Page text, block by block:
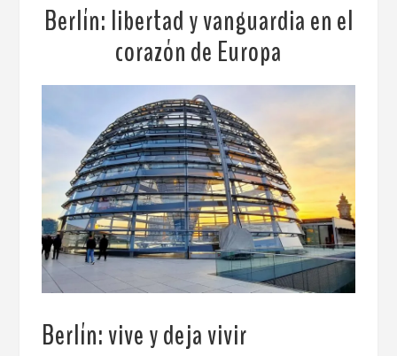
Berlín: libertad y vanguardia en el
corazón de Europa
Berlín: vive y deja vivir